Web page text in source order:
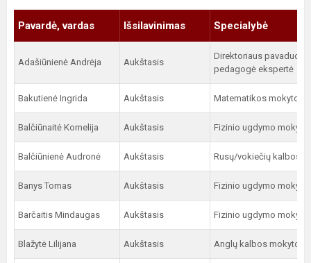
Pavardė, vardas Išsilavinimas Specialybė
Adašiūnienė Andrėja Aukštasis
Direktoriaus
pedagogė ekspertė
Bakutienė Ingrida Aukštasis Matematikos mokytoja
Balčiūnaitė Kornelija Aukštasis Fizinio ugdymo
Balčiūnienė Audronė Aukštasis Rusų/vokiečių kalbos
Banys Tomas Aukštasis Fizinio ugdymo
Barčaitis Mindaugas Aukštasis Fizinio ugdymo
Blažytė Lilijana Aukštasis Anglų kalbos mokytoja